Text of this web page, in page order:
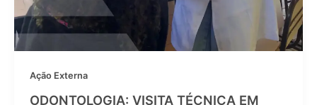
Ação Externa
ODONTOLOGIA: VISITA TÉCNICA EM